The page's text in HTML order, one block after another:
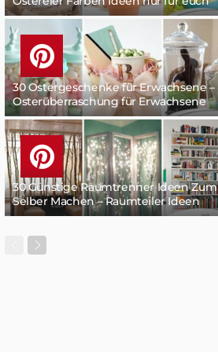
30 Ostergeschenke für Erwachsene –
Osterüberraschung für Erwachsene
30 Günstige Raumtrenner Ideen Zum
Selber Machen – Raumteiler Ideen